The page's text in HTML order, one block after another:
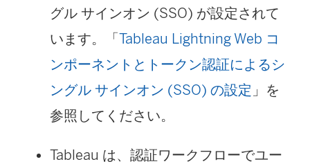
グル サインオン (SSO) が設定されて
います。「Tableau Lightning Web コ
ンポーネントとトークン認証によるシ
ングル サインオン (SSO) の設定 」を
参照してください。
Tableau は、認証ワークフローでユー